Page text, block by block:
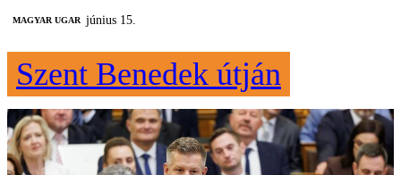
MAGYAR UGAR június 15.
Szent Benedek útján